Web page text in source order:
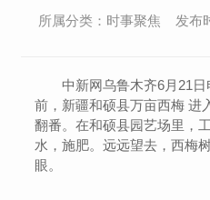
所属分类：时事聚焦 发布
中新网乌鲁木齐6月21日
前，新疆和硕县万亩西梅 进
翻番。在和硕县园艺场里，
水，施肥。远远望去，西梅
眼。